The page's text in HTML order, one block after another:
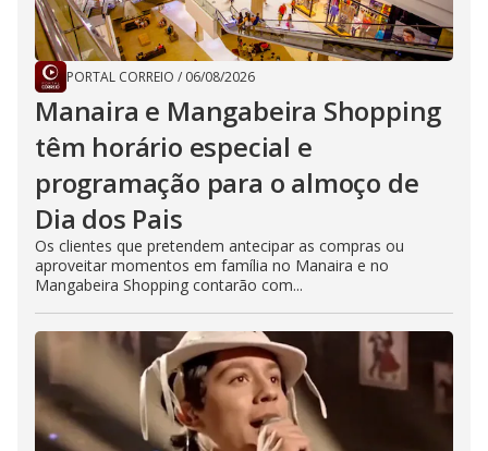
PORTAL CORREIO / 06/08/2026
Manaira e Mangabeira Shopping
têm horário especial e
programação para o almoço de
Dia dos Pais
Os clientes que pretendem antecipar as compras ou
aproveitar momentos em família no Manaira e no
Mangabeira Shopping contarão com...